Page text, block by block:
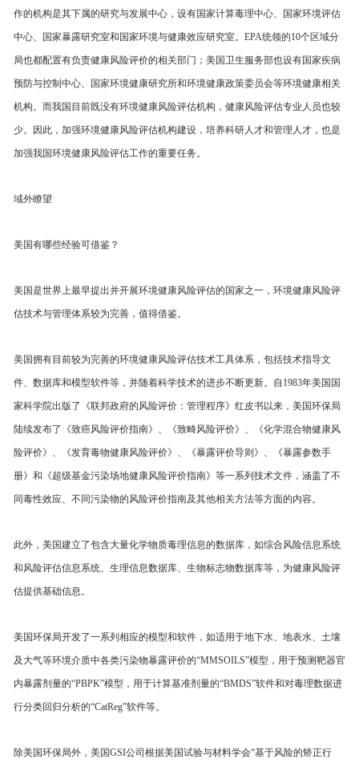
作的机构是其下属的研究与发展中心，设有国家计算毒理中心、国家环境评估
中心、国家暴露研究室和国家环境与健康效应研究室。EPA统领的10个区域分
局也都配置有负责健康风险评价的相关部门；美国卫生服务部也设有国家疾病
预防与控制中心、国家环境健康研究所和环境健康政策委员会等环境健康相关
机构。而我国目前既没有环境健康风险评估机构，健康风险评估专业人员也较
少。因此，加强环境健康风险评估机构建设，培养科研人才和管理人才，也是
加强我国环境健康风险评估工作的重要任务。
域外瞭望
美国有哪些经验可借鉴？
美国是世界上最早提出并开展环境健康风险评估的国家之一，环境健康风险评
估技术与管理体系较为完善，值得借鉴。
美国拥有目前较为完善的环境健康风险评估技术工具体系，包括技术指导文
件、数据库和模型软件等，并随着科学技术的进步不断更新。自1983年美国国
家科学院出版了《联邦政府的风险评价：管理程序》红皮书以来，美国环保局
陆续发布了《致癌风险评价指南》、《致畸风险评价》、《化学混合物健康风
险评价》、《发育毒物健康风险评价》、《暴露评价导则》、《暴露参数手
册》和《超级基金污染场地健康风险评价指南》等一系列技术文件，涵盖了不
同毒性效应、不同污染物的风险评价指南及其他相关方法等方面的内容。
此外，美国建立了包含大量化学物质毒理信息的数据库，如综合风险信息系统
和风险评估信息系统、生理信息数据库、生物标志物数据库等，为健康风险评
估提供基础信息。
美国环保局开发了一系列相应的模型和软件，如适用于地下水、地表水、土壤
及大气等环境介质中各类污染物暴露评价的“MMSOILS”模型，用于预测靶器官
内暴露剂量的“PBPK”模型，用于计算基准剂量的“BMDS”软件和对毒理数据进
行分类回归分析的“CatReg”软件等。
除美国环保局外，美国GSI公司根据美国试验与材料学会“基于风险的矫正行